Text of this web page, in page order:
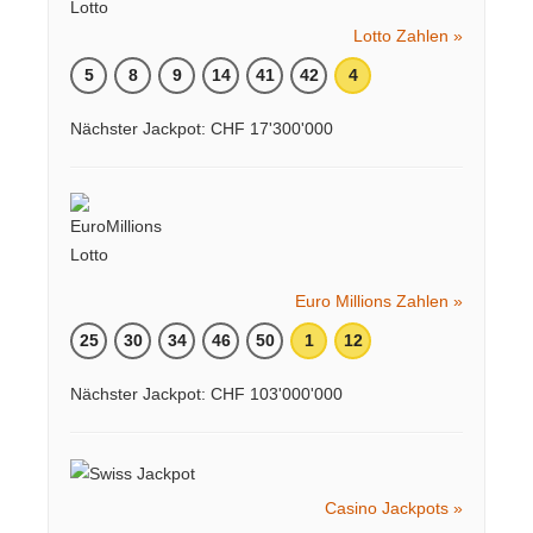
Lotto Zahlen »
5 8 9 14 41 42 4
Nächster Jackpot: CHF 17'300'000
Euro Millions Zahlen »
25 30 34 46 50 1 12
Nächster Jackpot: CHF 103'000'000
Casino Jackpots »